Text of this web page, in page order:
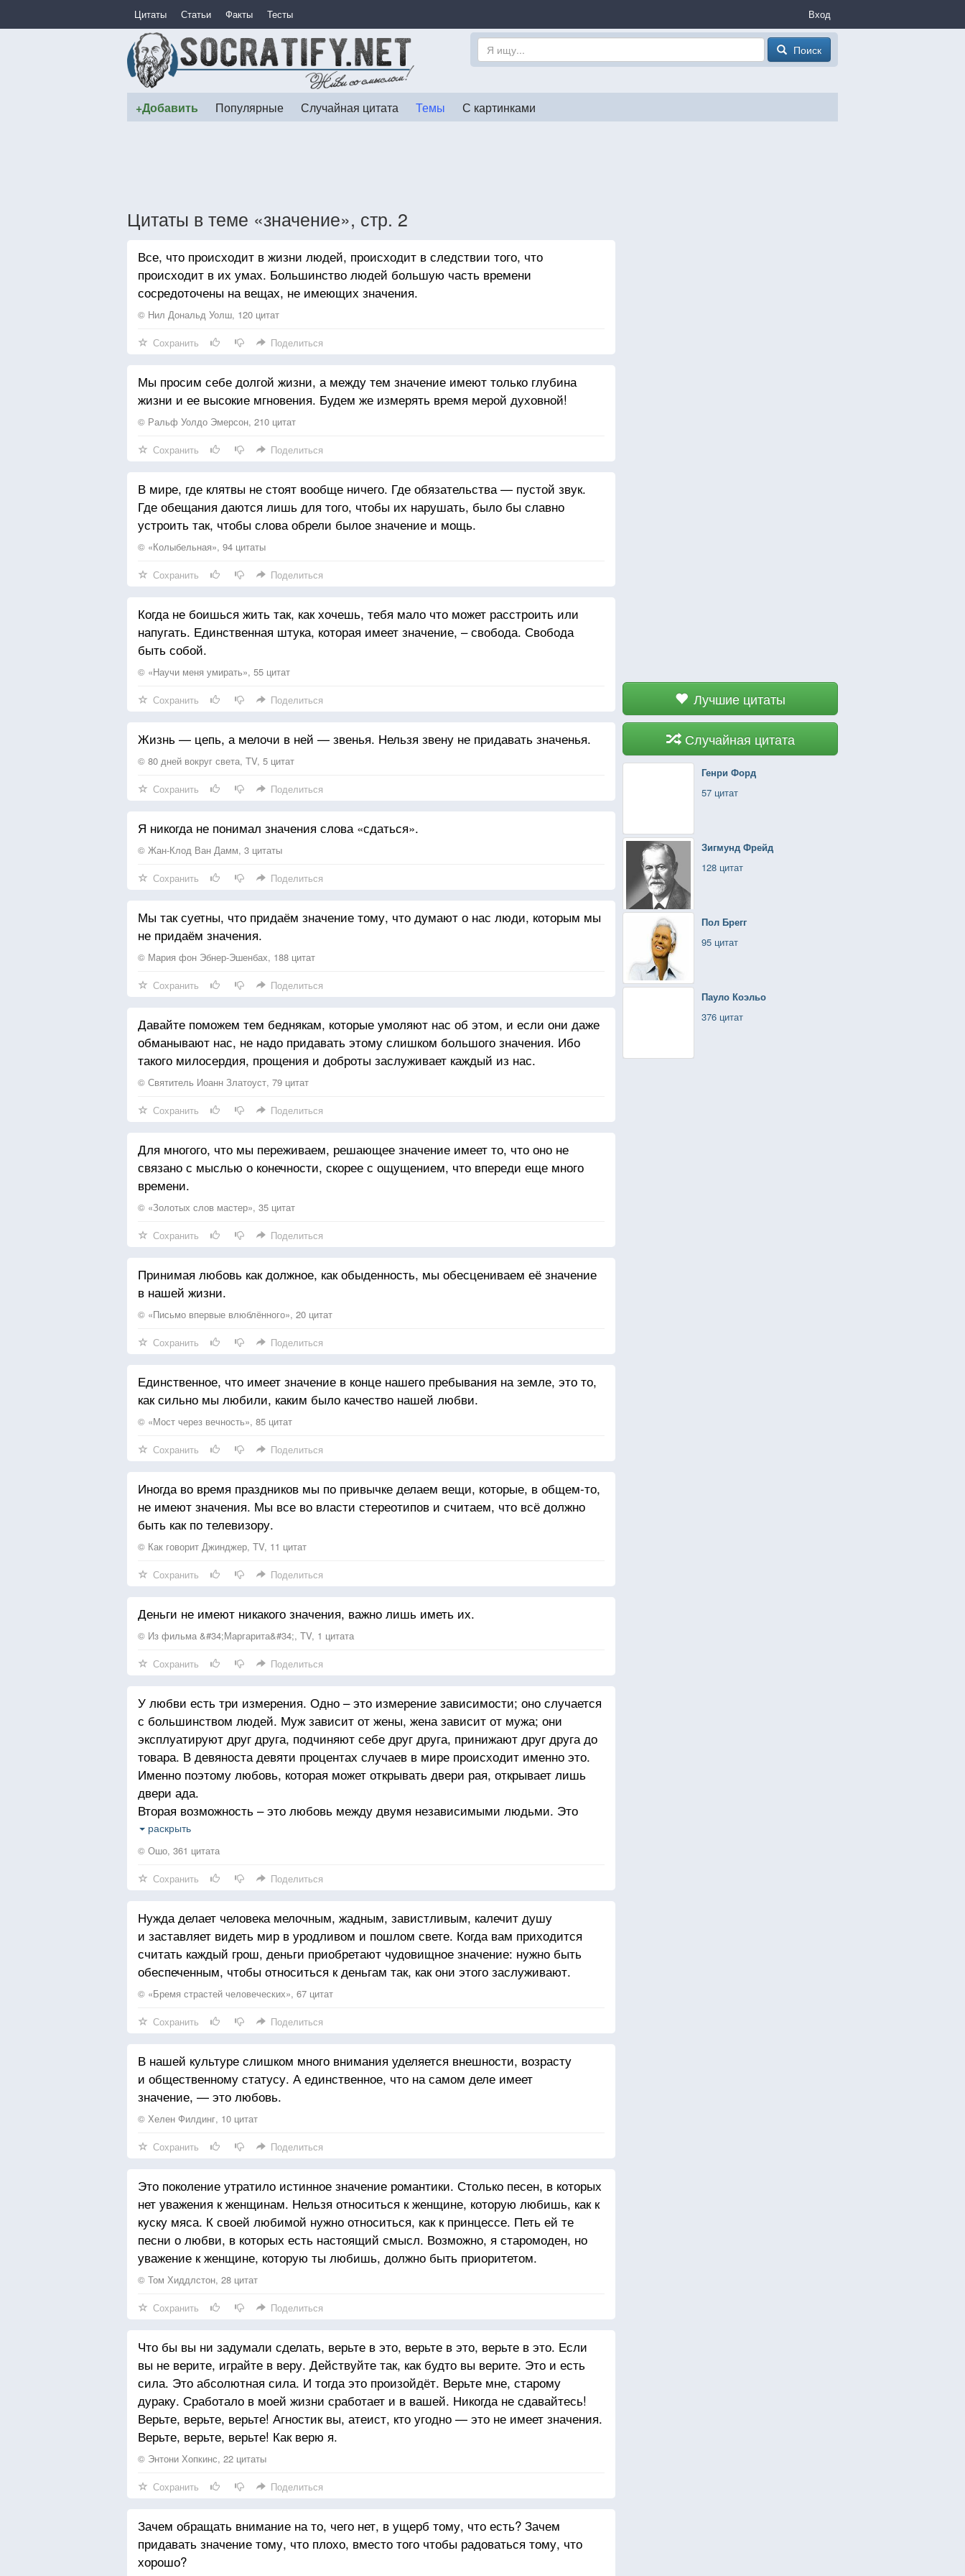
Цитаты Статьи Факты Тесты Вход
Поиск
+Добавить Популярные Случайная цитата Темы С картинками
Цитаты в теме «значение», стр. 2
Лучшие цитаты
Случайная цитата
Генри Форд
57 цитат
Зигмунд Фрейд
128 цитат
Пол Брегг
95 цитат
Пауло Коэльо
376 цитат
Все, что происходит в жизни людей, происходит в следствии того, что
происходит в их умах. Большинство людей большую часть времени
сосредоточены на вещах, не имеющих значения.
© Нил Дональд Уолш, 120 цитат
Сохранить Поделиться
Мы просим себе долгой жизни, а между тем значение имеют только глубина
жизни и ее высокие мгновения. Будем же измерять время мерой духовной!
© Ральф Уолдо Эмерсон, 210 цитат
Сохранить Поделиться
В мире, где клятвы не стоят вообще ничего. Где обязательства — пустой звук.
Где обещания даются лишь для того, чтобы их нарушать, было бы славно
устроить так, чтобы слова обрели былое значение и мощь.
© «Колыбельная», 94 цитаты
Сохранить Поделиться
Когда не боишься жить так, как хочешь, тебя мало что может расстроить или
напугать. Единственная штука, которая имеет значение, – свобода. Свобода
быть собой.
© «Научи меня умирать», 55 цитат
Сохранить Поделиться
Жизнь — цепь, а мелочи в ней — звенья. Нельзя звену не придавать значенья.
© 80 дней вокруг света, TV, 5 цитат
Сохранить Поделиться
Я никогда не понимал значения слова «сдаться».
© Жан-Клод Ван Дамм, 3 цитаты
Сохранить Поделиться
Мы так суетны, что придаём значение тому, что думают о нас люди, которым мы
не придаём значения.
© Мария фон Эбнер-Эшенбах, 188 цитат
Сохранить Поделиться
Давайте поможем тем беднякам, которые умоляют нас об этом, и если они даже
обманывают нас, не надо придавать этому слишком большого значения. Ибо
такого милосердия, прощения и доброты заслуживает каждый из нас.
© Святитель Иоанн Златоуст, 79 цитат
Сохранить Поделиться
Для многого, что мы переживаем, решающее значение имеет то, что оно не
связано с мыслью о конечности, скорее с ощущением, что впереди еще много
времени.
© «Золотых слов мастер», 35 цитат
Сохранить Поделиться
Принимая любовь как должное, как обыденность, мы обесцениваем её значение
в нашей жизни.
© «Письмо впервые влюблённого», 20 цитат
Сохранить Поделиться
Единственное, что имеет значение в конце нашего пребывания на земле, это то,
как сильно мы любили, каким было качество нашей любви.
© «Мост через вечность», 85 цитат
Сохранить Поделиться
Иногда во время праздников мы по привычке делаем вещи, которые, в общем-то,
не имеют значения. Мы все во власти стереотипов и считаем, что всё должно
быть как по телевизору.
© Как говорит Джинджер, TV, 11 цитат
Сохранить Поделиться
Деньги не имеют никакого значения, важно лишь иметь их.
© Из фильма &#34;Маргарита&#34;, TV, 1 цитата
Сохранить Поделиться
У любви есть три измерения. Одно – это измерение зависимости; оно случается
с большинством людей. Муж зависит от жены, жена зависит от мужа; они
эксплуатируют друг друга, подчиняют себе друг друга, принижают друг друга до
товара. В девяноста девяти процентах случаев в мире происходит именно это.
Именно поэтому любовь, которая может открывать двери рая, открывает лишь
двери ада.
Вторая возможность – это любовь между двумя независимыми людьми. Это
тоже изредка происходит. Но и это приносит страдание, потому что
продолжается постоянный конфликт. Невозможна никакая сонастроенность; оба
другого. С поэтами, художниками, мыслителями, учеными, со всеми теми, кто
живет в своего рода независимости, по крайней мере, в своих умах, невозможно
жить; они слишком эксцентричные люди. Они дают другому свободу, но их
свобода кажется скорее безразличием, чем свободой, и выглядит так, словно им
все равно, словно для них это не имеет значения. Они предоставляют друг другу
жить в своем пространстве. Отношения кажутся только поверхностными; они
боятся идти глубже друг в друга, потому что они более привязаны к своей
И третья возможность – взаимозависимость. Это случается очень редко, но когда
это случается, это рай на земле. Два человека, ни зависимые, ни независимые,
но в безмерной синхронности, будто бы дыша вместе, одна душа в двух телах –
когда случается это, происходит любовь. Называйте любовью только это.
Первые два типа на самом деле не любят, они просто принимают меры –
социальные, психологические, биологические меры. Третье – это нечто
раскрыть
© Ошо, 361 цитата
Сохранить Поделиться
Нужда делает человека мелочным, жадным, завистливым, калечит душу
и заставляет видеть мир в уродливом и пошлом свете. Когда вам приходится
считать каждый грош, деньги приобретают чудовищное значение: нужно быть
обеспеченным, чтобы относиться к деньгам так, как они этого заслуживают.
© «Бремя страстей человеческих», 67 цитат
Сохранить Поделиться
В нашей культуре слишком много внимания уделяется внешности, возрасту
и общественному статусу. А единственное, что на самом деле имеет
значение, — это любовь.
© Хелен Филдинг, 10 цитат
Сохранить Поделиться
Это поколение утратило истинное значение романтики. Столько песен, в которых
нет уважения к женщинам. Нельзя относиться к женщине, которую любишь, как к
куску мяса. К своей любимой нужно относиться, как к принцессе. Петь ей те
песни о любви, в которых есть настоящий смысл. Возможно, я старомоден, но
уважение к женщине, которую ты любишь, должно быть приоритетом.
© Том Хиддлстон, 28 цитат
Сохранить Поделиться
Что бы вы ни задумали сделать, верьте в это, верьте в это, верьте в это. Если
вы не верите, играйте в веру. Действуйте так, как будто вы верите. Это и есть
сила. Это абсолютная сила. И тогда это произойдёт. Верьте мне, старому
дураку. Сработало в моей жизни сработает и в вашей. Никогда не сдавайтесь!
Верьте, верьте, верьте! Агностик вы, атеист, кто угодно — это не имеет значения.
Верьте, верьте, верьте! Как верю я.
© Энтони Хопкинс, 22 цитаты
Сохранить Поделиться
Зачем обращать внимание на то, чего нет, в ущерб тому, что есть? Зачем
придавать значение тому, что плохо, вместо того чтобы радоваться тому, что
хорошо?